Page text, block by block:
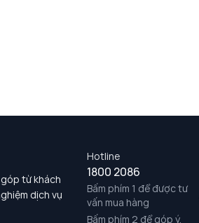
Hotline
1800 2086
Bấm phím 1 để được tư
vấn mua hàng
Bấm phím 2 để góp ý,
từ khách
dịch vụ